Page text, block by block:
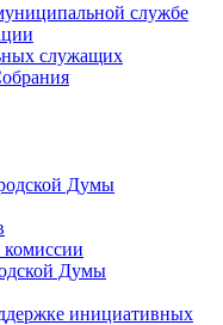
службе
служащих
Думы
комиссии
Думы
инициативных